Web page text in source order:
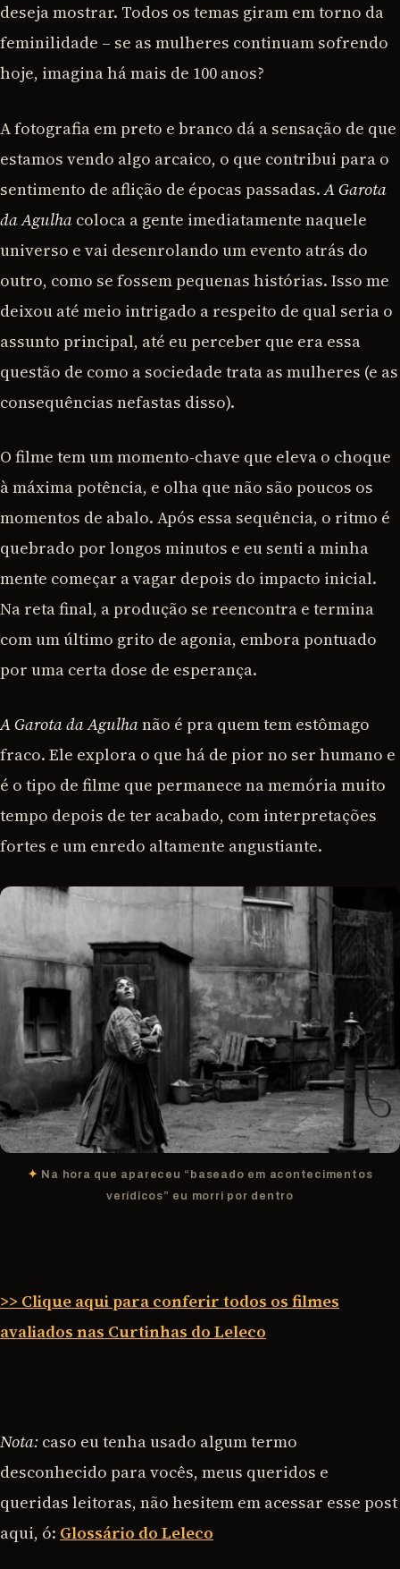
deseja mostrar. Todos os temas giram em torno da
feminilidade – se as mulheres continuam sofrendo
hoje, imagina há mais de 100 anos?
A fotografia em preto e branco dá a sensação de que
estamos vendo algo arcaico, o que contribui para o
sentimento de aflição de épocas passadas.A Garota
da Agulha coloca a gente imediatamente naquele
universo e vai desenrolando um evento atrás do
outro, como se fossem pequenas histórias. Isso me
deixou até meio intrigado a respeito de qual seria o
assunto principal, até eu perceber que era essa
questão de como a sociedade trata as mulheres (e as
consequências nefastas disso).
O filme tem um momento-chave que eleva o choque
à máxima potência, e olha que não são poucos os
momentos de abalo. Após essa sequência, o ritmo é
quebrado por longos minutos e eu senti a minha
mente começar a vagar depois do impacto inicial.
Na reta final, a produção se reencontra e termina
com um último grito de agonia, embora pontuado
por uma certa dose de esperança.
A Garota da Agulhanão é pra quem tem estômago
fraco. Ele explora o que há de pior no ser humano e
é o tipo de filme que permanece na memória muito
tempo depois de ter acabado, com interpretações
fortes e um enredo altamente angustiante.
Na hora que apareceu “baseado em acontecimentos
verídicos” eu morri por dentro
>> Clique aqui para conferir todos os filmes
avaliados nas Curtinhas do Leleco
Nota: caso eu tenha usado algum termo
desconhecido para vocês, meus queridos e
queridas leitoras, não hesitem em acessar esse post
aqui, ó: Glossário do Leleco